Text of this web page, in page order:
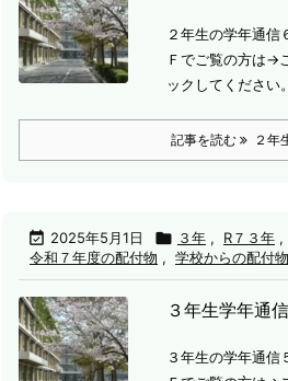
２年生の学年通信
Ｆでご覧の方は→
ックしてください。
記事を読む ２年
 2025年5月1日  ３年 , R７３年 ,
令和７年度の配付物 , 学校からの配付物
３年生学年通
３年生の学年通信